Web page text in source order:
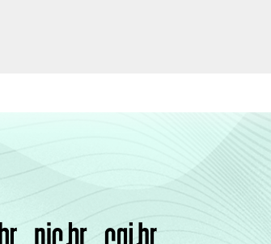
47
36 1